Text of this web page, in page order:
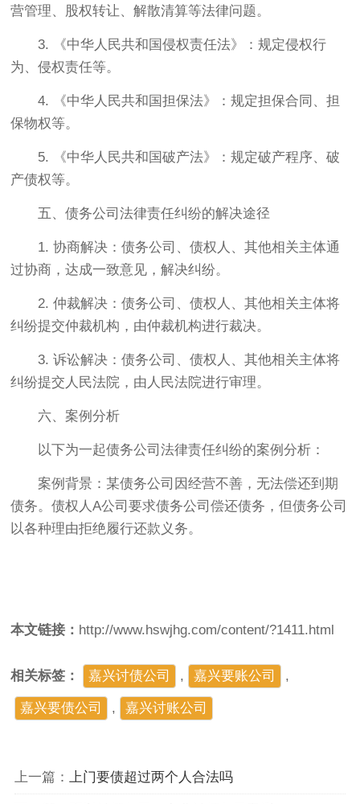
营管理、股权转让、解散清算等法律问题。
3. 《中华人民共和国侵权责任法》：规定侵权行
为、侵权责任等。
4. 《中华人民共和国担保法》：规定担保合同、担
保物权等。
5. 《中华人民共和国破产法》：规定破产程序、破
产债权等。
五、债务公司法律责任纠纷的解决途径
1. 协商解决：债务公司、债权人、其他相关主体通
过协商，达成一致意见，解决纠纷。
2. 仲裁解决：债务公司、债权人、其他相关主体将
纠纷提交仲裁机构，由仲裁机构进行裁决。
3. 诉讼解决：债务公司、债权人、其他相关主体将
纠纷提交人民法院，由人民法院进行审理。
六、案例分析
以下为一起债务公司法律责任纠纷的案例分析：
案例背景：某债务公司因经营不善，无法偿还到期
债务。债权人A公司要求债务公司偿还债务，但债务公司
以各种理由拒绝履行还款义务。
本文链接： http://www.hswjhg.com/content/?1411.html
相关标签： 嘉兴讨债公司 , 嘉兴要账公司 ,
嘉兴要债公司 , ​嘉兴讨账公司
上一篇： 上门要债超过两个人合法吗